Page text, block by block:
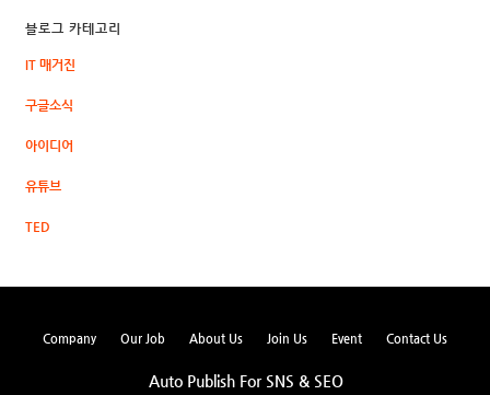
블로그 카테고리
IT 매거진
구글소식
아이디어
유튜브
TED
Company Our Job About Us Join Us Event Contact Us
Auto Publish For SNS & SEO